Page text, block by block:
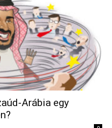
Arábia egy